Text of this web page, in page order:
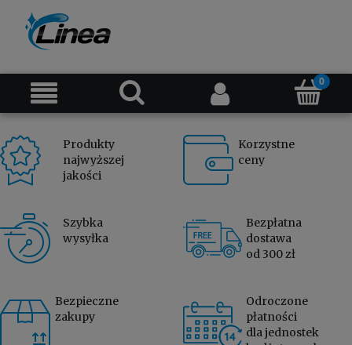
Produkty
najwyższej
jakości
Korzystne
ceny
Szybka
wysyłka
Bezpłatna
dostawa
od 300 zł
Bezpieczne
zakupy
Odroczone
płatności
dla jednostek